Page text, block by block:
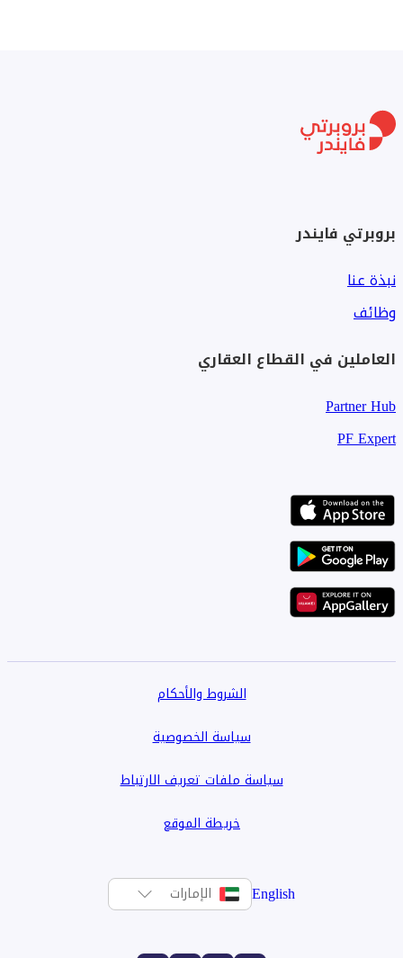
بروبرتي فايندر
نبذة عنا
وظائف
العاملين في القطاع العقاري
Partner Hub
PF Expert
الشروط والأحكام
سياسة الخصوصية
سياسة ملفات تعريف الارتباط
خريطة الموقع
English الإمارات